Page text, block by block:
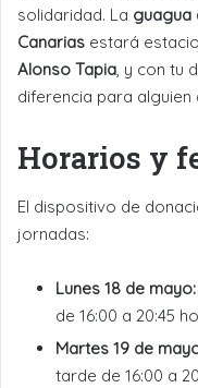
solidaridad. La guagua
Canarias estará
Alonso Tapia, y con tu
diferencia para alguien
Horarios y
El dispositivo de
jornadas:
Lunes 18 de mayo:
de 16:00 a 20:45
Martes 19 de
tarde de 16:00 a